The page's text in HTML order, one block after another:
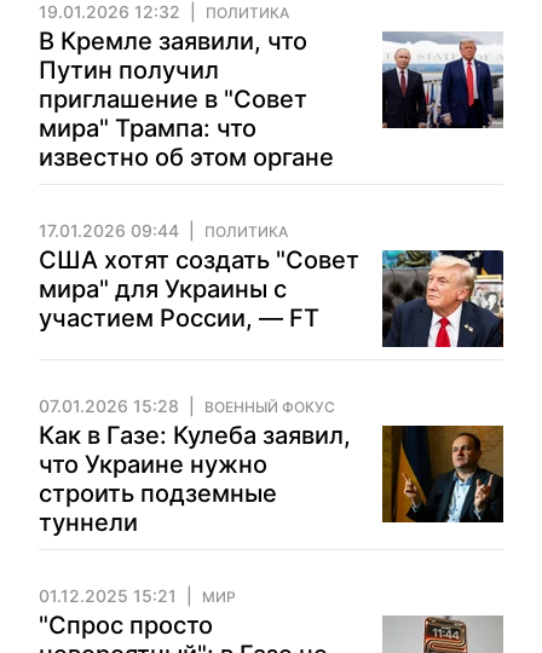
19.01.2026 12:32 ПОЛИТИКА
В Кремле заявили, что
Путин получил
приглашение в "Совет
мира" Трампа: что
известно об этом органе
17.01.2026 09:44 ПОЛИТИКА
США хотят создать "Совет
мира" для Украины с
участием России, — FT
07.01.2026 15:28 ВОЕННЫЙ ФОКУС
Как в Газе: Кулеба заявил,
что Украине нужно
строить подземные
туннели
01.12.2025 15:21 МИР
"Спрос просто